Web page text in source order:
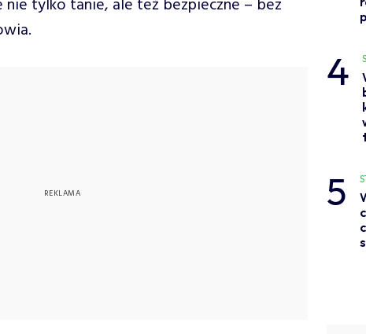
nie tylko tanie, ale też bezpieczne – bez
4
5